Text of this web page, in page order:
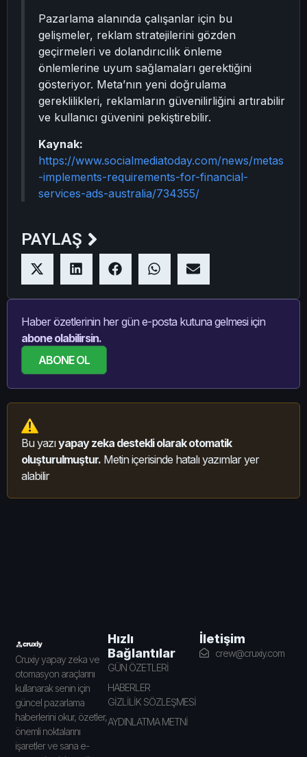
Pazarlama alanında çalışanlar için bu
gelişmeler, reklam stratejilerini gözden
geçirmeleri ve dolandırıcılık önleme
önlemlerine uyum sağlamaları gerektiğini
gösteriyor. Meta’nın yeni doğrulama
gereklilikleri, reklamların güvenilirliğini artırabilir
ve kullanıcı güvenini pekiştirebilir.
Kaynak:
https://www.socialmediatoday.com/news/metas
-implements-requirements-for-financial-
services-ads-australia/734355/
PAYLAŞ
Haber özetlerinin her gün e-posta kutuna gelmesi için
abone olabilirsin.
ABONE OL
Bu yazıyapay zeka destekli olarak otomatik
oluşturulmuştur. Metin içerisinde hatalı yazımlar yer
alabilir
Cruxiy yapay zeka ve
otomasyon araçlarını
kullanarak senin için
güncel pazarlama
haberlerini okur, özetler,
önemli noktalarını
işaretler ve sana e-
Hızlı
Bağlantılar
GÜN ÖZETLERİ
HABERLER
GİZLİLİK SÖZLEŞMESİ
AYDINLATMA METNİ
İletişim
crew@cruxiy.com